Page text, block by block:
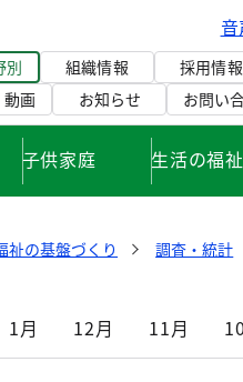
別 組織情報 採用情報
動画
お知らせ お問い
子供家庭 生活の福祉
祉の基盤づくり 調査・統計
1月 12月 11月